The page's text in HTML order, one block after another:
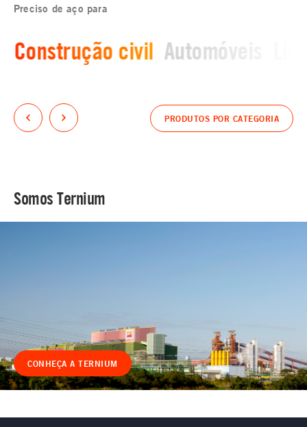
Preciso de aço para
Construção civil Automóveis
PRODUTOS POR CATEGORIA
Somos Ternium
CONHEÇA A TERNIUM